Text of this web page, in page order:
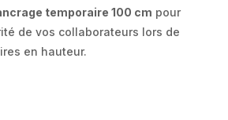
temporaire 100 cm pour
de vos collaborateurs lors de
en hauteur.